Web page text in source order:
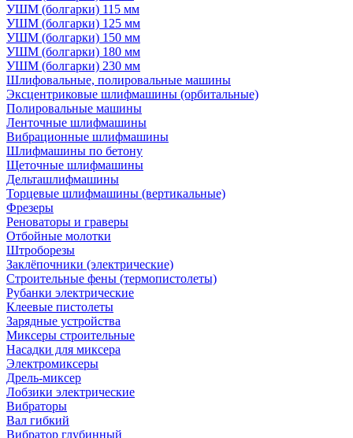
УШМ (болгарки) 115 мм
УШМ (болгарки) 125 мм
УШМ (болгарки) 150 мм
УШМ (болгарки) 180 мм
УШМ (болгарки) 230 мм
Шлифовальные, полировальные машины
Эксцентриковые шлифмашины (орбитальные)
Полировальные машины
Ленточные шлифмашины
Вибрационные шлифмашины
Шлифмашины по бетону
Щеточные шлифмашины
Дельташлифмашины
Торцевые шлифмашины (вертикальные)
Фрезеры
Реноваторы и граверы
Отбойные молотки
Штроборезы
Заклёпочники (электрические)
Строительные фены (термопистолеты)
Рубанки электрические
Клеевые пистолеты
Зарядные устройства
Миксеры строительные
Насадки для миксера
Электромиксеры
Дрель-миксер
Лобзики электрические
Вибраторы
Вал гибкий
Вибратор глубинный